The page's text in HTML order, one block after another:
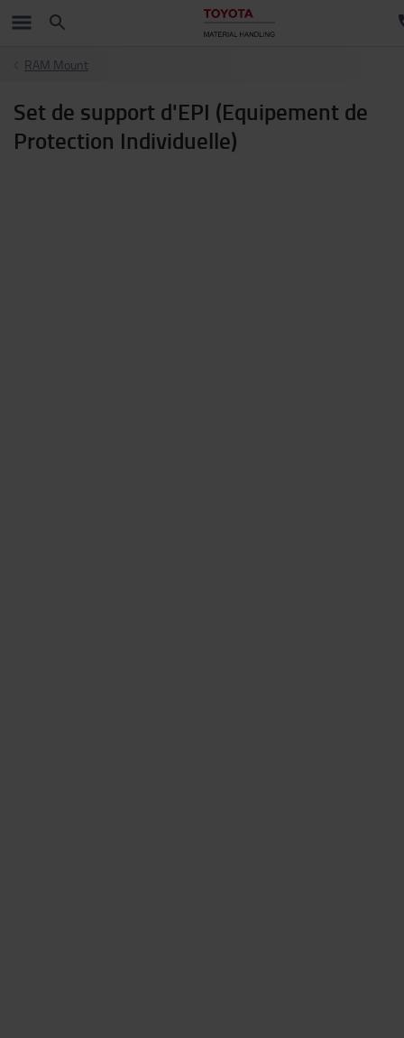
RAM Mount
Set de support d'EPI (Equipement de
Protection Individuelle)